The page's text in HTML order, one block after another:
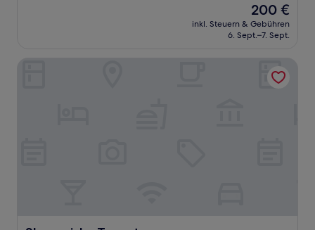
Der
Preis
beträgt
200 €
inkl. Steuern & Gebühren
6. Sept.–7. Sept.